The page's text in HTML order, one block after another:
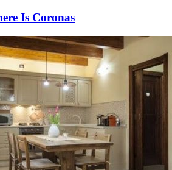
Is Coronas